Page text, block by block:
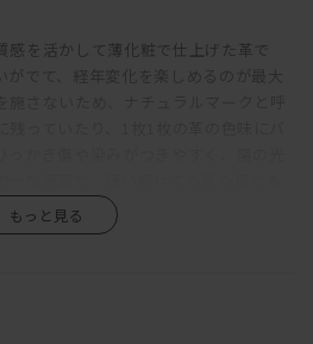
ンは、たっぷりのフェザーでウレタ
でもねころがることが可能。その時
にするといい。また、搬入を考慮して
かる負荷が分散でき、薄い座フレー
感を活かして薄化粧で仕上げた革で
くい、というような一般的な革とは全
い、深みあるエイジングを求める方に